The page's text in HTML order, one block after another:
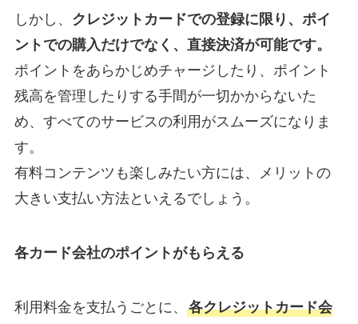
しかし、 クレジットカードでの登録に限り、ポイ
ントでの購入だけでなく、直接決済が可能です。
ポイントをあらかじめチャージしたり、ポイント
残高を管理したりする手間が一切かからないた
め、すべてのサービスの利用がスムーズになりま
す。
有料コンテンツも楽しみたい方には、メリットの
大きい支払い方法といえるでしょう。
各カード会社のポイントがもらえる
利用料金を支払うごとに、 各クレジットカード会